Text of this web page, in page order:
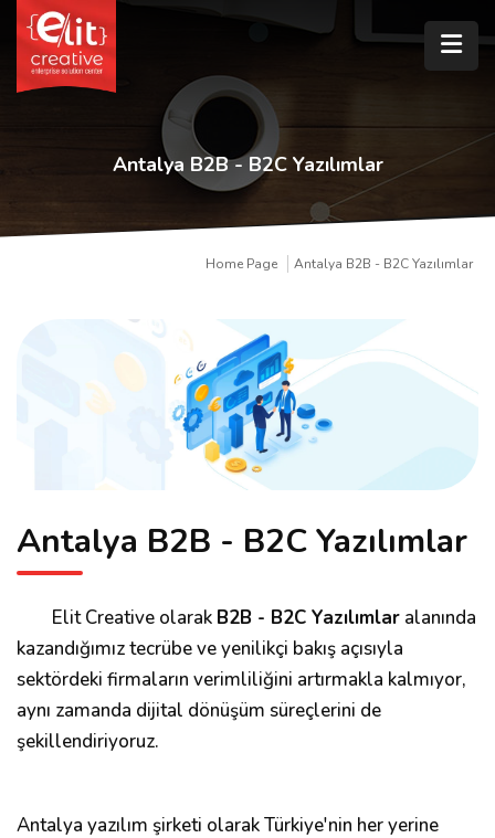
Antalya B2B - B2C Yazılımlar
Home Page Antalya B2B - B2C Yazılımlar
Antalya B2B - B2C Yazılımlar
Elit Creative olarak B2B - B2C Yazılımlar alanında
kazandığımız tecrübe ve yenilikçi bakış açısıyla
sektördeki firmaların verimliliğini artırmakla kalmıyor,
aynı zamanda dijital dönüşüm süreçlerini de
şekillendiriyoruz.
Antalya yazılım şirketi olarak Türkiye'nin her yerine